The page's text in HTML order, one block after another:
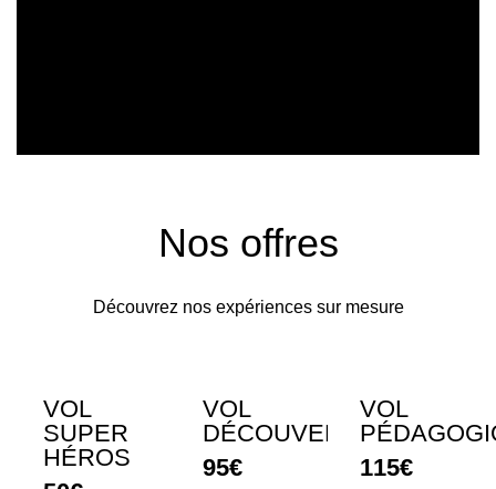
Nos offres
Découvrez nos expériences sur mesure
VOL
SUPER
HÉROS
VOL
DÉCOUVERTE
95€
VOL
115€